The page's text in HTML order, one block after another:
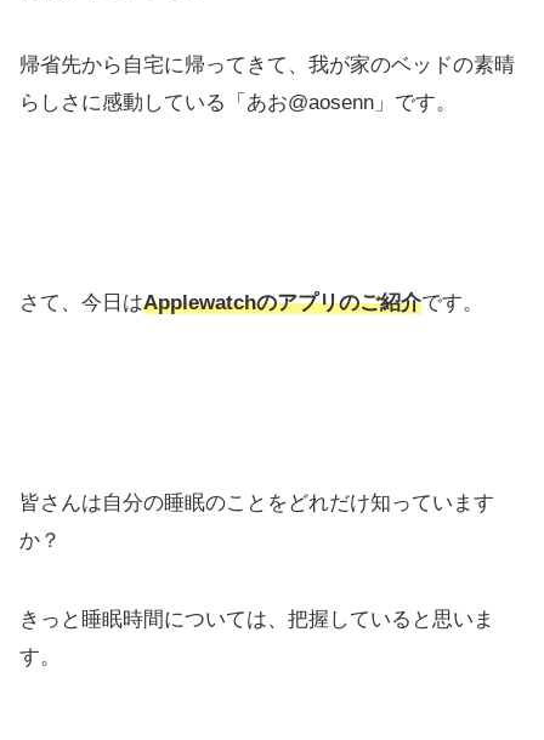
帰省先から自宅に帰ってきて、我が家のベッドの素晴
らしさに感動している「あお@aosenn」です。
さて、今日はApplewatchのアプリのご紹介です。
皆さんは自分の睡眠のことをどれだけ知っています
か？
きっと睡眠時間については、把握していると思いま
す。